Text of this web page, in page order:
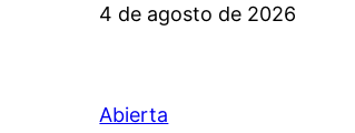
4 de agosto de 2026
Abierta